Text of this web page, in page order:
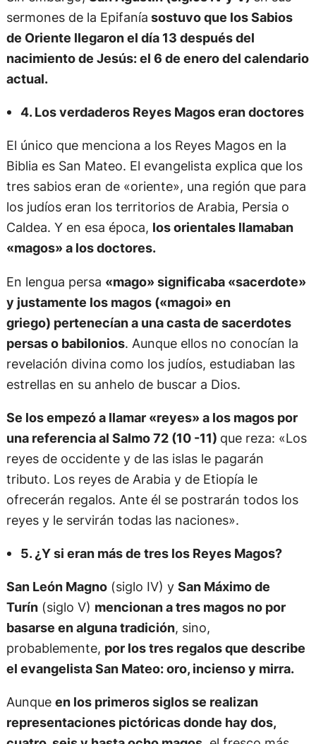
sermones de la Epifanía sostuvo que los Sabios
de Oriente llegaron el día 13 después del
nacimiento de Jesús: el 6 de enero del calendario
actual.
4. Los verdaderos Reyes Magos eran doctores
El único que menciona a los Reyes Magos en la
Biblia es San Mateo. El evangelista explica que los
tres sabios eran de «oriente», una región que para
los judíos eran los territorios de Arabia, Persia o
Caldea. Y en esa época, los orientales llamaban
«magos» a los doctores.
En lengua persa «mago» significaba «sacerdote»
y justamente los magos («magoi» en
griego) pertenecían a una casta de sacerdotes
persas o babilonios. Aunque ellos no conocían la
revelación divina como los judíos, estudiaban las
estrellas en su anhelo de buscar a Dios.
Se los empezó a llamar «reyes» a los magos por
una referencia al Salmo 72 (10 -11) que reza: «Los
reyes de occidente y de las islas le pagarán
tributo. Los reyes de Arabia y de Etiopía le
ofrecerán regalos. Ante él se postrarán todos los
reyes y le servirán todas las naciones».
5. ¿Y si eran más de tres los Reyes Magos?
San León Magno(siglo IV) y San Máximo de
Turín(siglo V) mencionan a tres magos no por
basarse en alguna tradición, sino,
probablemente, por los tres regalos que describe
el evangelista San Mateo: oro, incienso y mirra.
Aunque en los primeros siglos se realizan
representaciones pictóricas donde hay dos,